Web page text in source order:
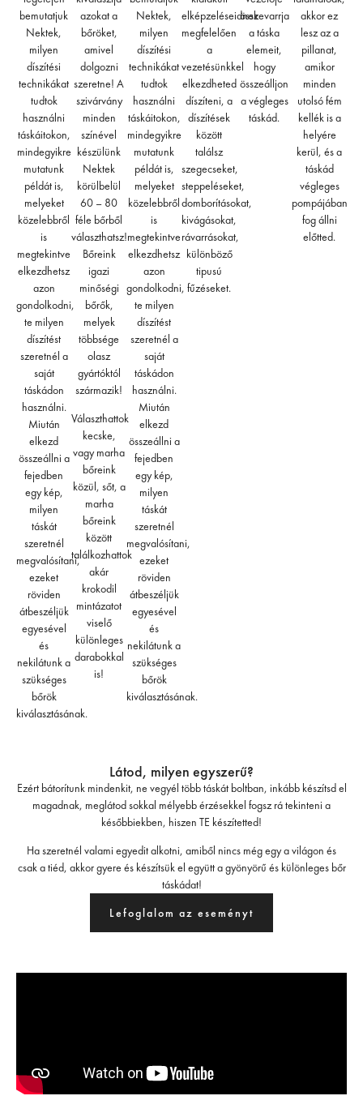
bemutatjuk
Nektek,
milyen
díszítési
technikákat
tudtok
használni
táskáitokon,
mindegyikre
mutatunk
példát is,
melyeket
közelebbről
is
megtekintve
elkezdhetsz
azon
gondolkodni,
te milyen
díszítést
szeretnél a
saját
táskádon
használni.
Miután
elkezd
összeállni a
fejedben
egy kép,
milyen
táskát
szeretnél
megvalósítani,
ezeket
röviden
átbeszéljük
egyesével
és
nekilátunk a
szükséges
bőrök
kiválasztásának.
azokat a
bőröket,
amivel
dolgozni
szeretne! A
szivárvány
minden
színével
készülünk
Nektek
körülbelül
60 – 80
féle bőrből
választhatsz!
Bőreink
igazi
minőségi
bőrők,
melyek
többsége
olasz
gyártóktól
származik!
Választhattok
kecske,
vagy marha
bőreink
közül, sőt, a
marha
bőreink
között
találkozhattok
akár
krokodil
mintázatot
viselő
különleges
darabokkal
is!
Nektek,
milyen
díszítési
technikákat
tudtok
használni
táskáitokon,
mindegyikre
mutatunk
példát is,
melyeket
közelebbről
is
megtekintve
elkezdhetsz
azon
gondolkodni,
te milyen
díszítést
szeretnél a
saját
táskádon
használni.
Miután
elkezd
összeállni a
fejedben
egy kép,
milyen
táskát
szeretnél
megvalósítani,
ezeket
röviden
átbeszéljük
egyesével
és
nekilátunk a
szükséges
bőrök
kiválasztásának.
elképzeléseidnek
megfelelően
a
vezetésünkkel
elkezdheted
díszíteni, a
díszítések
között
találsz
szegecseket,
steppeléseket,
domborításokat,
kivágásokat,
rávarrásokat,
különböző
tipusú
fűzéseket.
összevarrja
a táska
elemeit,
hogy
összeálljon
a végleges
táskád.
akkor ez
lesz az a
pillanat,
amikor
minden
utolsó fém
kellék is a
helyére
kerül, és a
táskád
végleges
pompájában
fog állni
előtted.
Látod, milyen egyszerű?
Ezért bátorítunk mindenkit, ne vegyél több táskát boltban, inkább készítsd el
magadnak, meglátod sokkal mélyebb érzésekkel fogsz rá tekinteni a
későbbiekben, hiszen TE készítetted!
Ha szeretnél valami egyedit alkotni, amiből nincs még egy a világon és
csak a tiéd, akkor gyere és készítsük el együtt a gyönyörű és különleges bőr
táskádat!
Lefoglalom az eseményt